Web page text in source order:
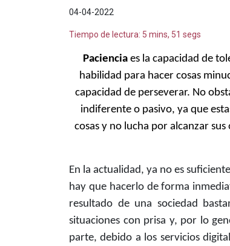
04-04-2022
Tiempo de lectura: 5 mins, 51 segs
Pacienciaes la capacidad de
habilidad para hacer cosas
capacidad de perseverar. No
indiferente o pasivo, ya que
cosas y no lucha por alcanzar
En la actualidad, ya no es
hay que hacerlo de forma
resultado de una sociedad
situaciones con prisa y, por lo
parte, debido a los servicios